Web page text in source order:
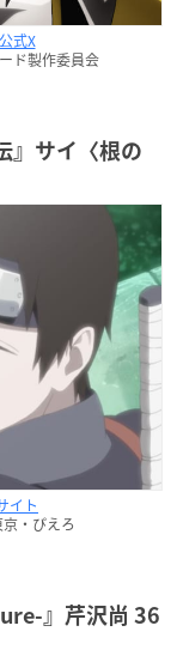
公式X
ド製作委員会
』サイ〈根の
イト
・ぴえろ
』芹沢尚 36